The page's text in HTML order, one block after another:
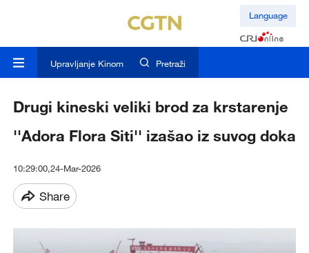
Language
Upravljanje Kinom Pretraži
Drugi kineski veliki brod za krstarenje
''Adora Flora Siti'' izašao iz suvog doka
10:29:00,24-Mar-2026
Share